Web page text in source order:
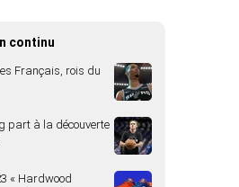
continu
Français, rois du
part à la découverte
« Hardwood